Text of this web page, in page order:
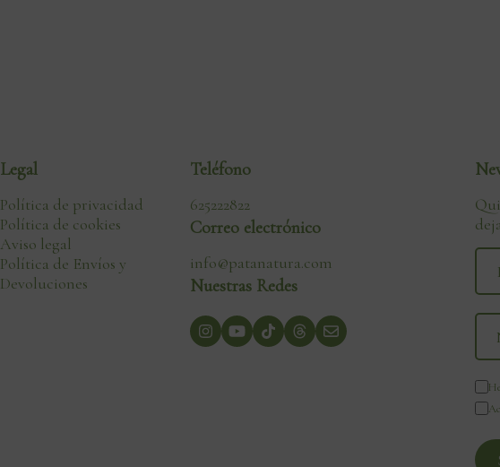
Legal
Política de privacidad
Política de cookies
Aviso legal
Política de Envíos y
Devoluciones
Teléfono
625222822
Correo electrónico
info@patanatura.com
Nuestras Redes